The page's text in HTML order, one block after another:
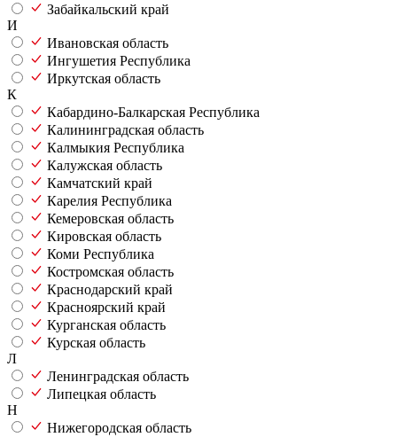
Забайкальский край
И
Ивановская область
Ингушетия Республика
Иркутская область
К
Кабардино-Балкарская Республика
Калининградская область
Калмыкия Республика
Калужская область
Камчатский край
Карелия Республика
Кемеровская область
Кировская область
Коми Республика
Костромская область
Краснодарский край
Красноярский край
Курганская область
Курская область
Л
Ленинградская область
Липецкая область
Н
Нижегородская область